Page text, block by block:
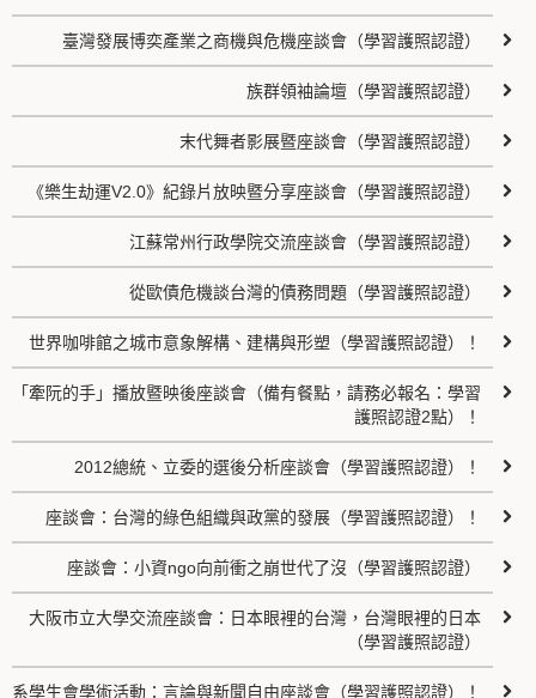
臺灣發展博奕產業之商機與危機座談會（學習護照認證）
族群領袖論壇（學習護照認證）
末代舞者影展暨座談會（學習護照認證）
《樂生劫運V2.0》紀錄片放映暨分享座談會（學習護照認證）
江蘇常州行政學院交流座談會（學習護照認證）
從歐債危機談台灣的債務問題（學習護照認證）
世界咖啡館之城市意象解構、建構與形塑（學習護照認證）！
「牽阮的手」播放暨映後座談會（備有餐點，請務必報名：學習
護照認證2點）！
2012總統、立委的選後分析座談會（學習護照認證）！
座談會：台灣的綠色組織與政黨的發展（學習護照認證）！
座談會：小資ngo向前衝之崩世代了沒（學習護照認證）
大阪市立大學交流座談會：日本眼裡的台灣，台灣眼裡的日本
（學習護照認證）
系學生會學術活動：言論與新聞自由座談會（學習護照認證）！